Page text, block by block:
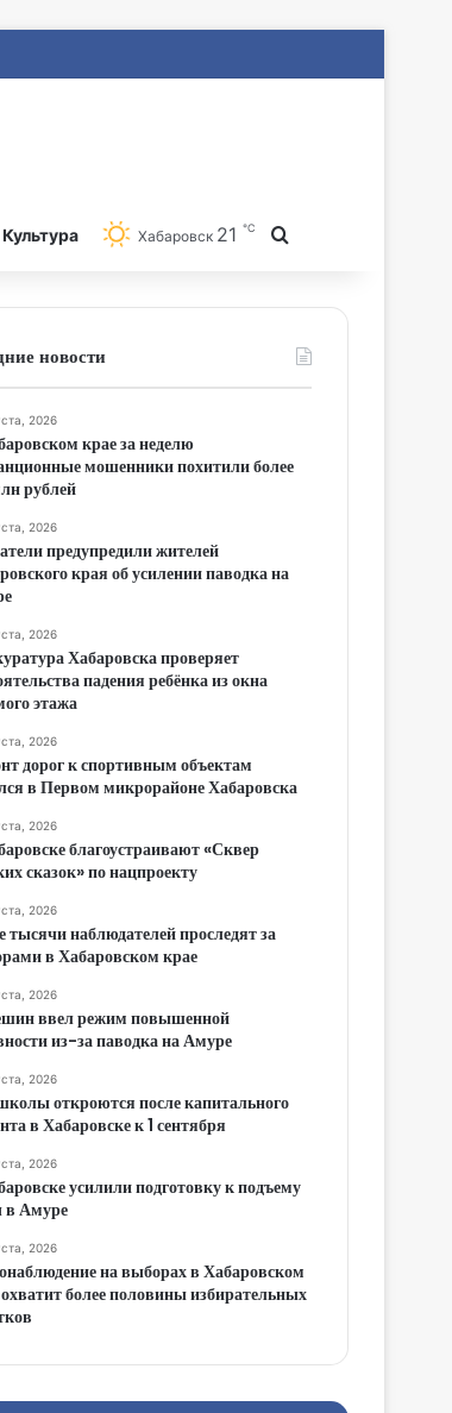
Культура Хабаровск 21 ℃
новости
2026
крае за неделю
мошенники похитили более
рублей
2026
предупредили жителей
края об усилении паводка на
2026
Хабаровска проверяет
падения ребёнка из окна
этажа
2026
дорог к спортивным объектам
в Первом микрорайоне Хабаровска
2026
благоустраивают «Сквер
сказок» по нацпроекту
2026
тысячи наблюдателей проследят за
в Хабаровском крае
2026
ввел режим повышенной
из-за паводка на Амуре
2026
откроются после капитального
в Хабаровске к 1 сентября
2026
усилили подготовку к подъему
в Амуре
2026
на выборах в Хабаровском
более половины избирательных